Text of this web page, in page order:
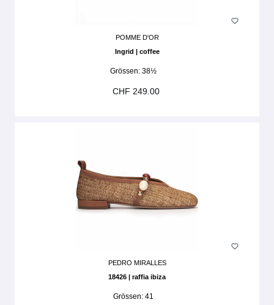
POMME D'OR
Ingrid | coffee
Grössen: 38½
CHF 249.00
PEDRO MIRALLES
18426 | raffia ibiza
Grössen: 41